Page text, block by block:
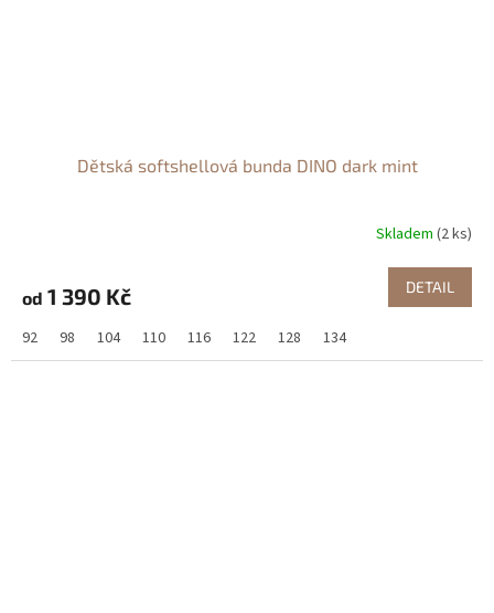
Dětská softshellová bunda DINO dark mint
Skladem (2 ks)
od 1 390 Kč DETAIL
92 98 104 110 116 122 128 134